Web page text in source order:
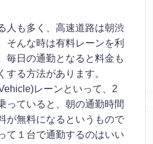
人も多く、高速道路は朝渋
そんな時は有料レーンを利
毎日の通勤となると料金も
する方法があります。
レーンといって、2
っていると、朝の通勤時間
が無料になるというもので
て１台で通勤するのはいい